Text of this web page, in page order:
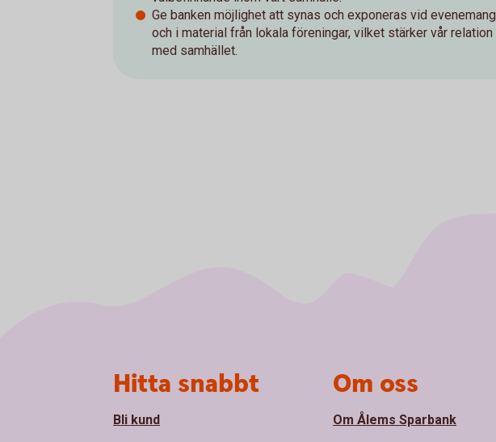
Ge banken möjlighet att synas och exponeras vid evenemang
och i material från lokala föreningar, vilket stärker vår relation
med samhället.
Hitta snabbt
Bli kund
Om oss
Om Ålems Sparbank